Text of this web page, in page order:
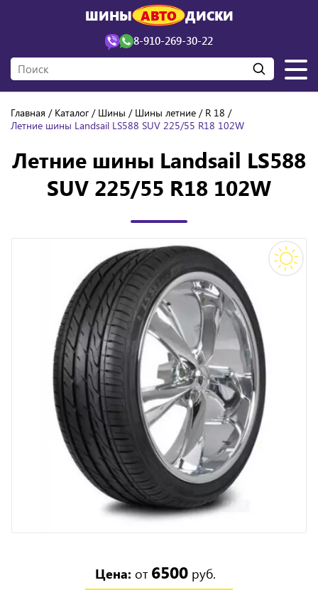
ШИНЫ АВТО ДИСКИ
8-910-269-30-22
Главная Каталог Шины Шины летние
R 18
Летние шины Landsail LS588 SUV 225/55 R18 102W
Летние шины Landsail LS588
SUV 225/55 R18 102W
Цена: от 6500 руб.